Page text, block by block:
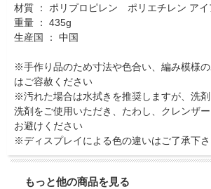
材質 ： ポリプロピレン ポリエチレン アイ
重量 ： 435g
生産国 ： 中国
※手作り品のため寸法や色合い、編み模様
はご容赦ください
※汚れた場合は水拭きを推奨しますが、洗
洗剤をご使用いただき、たわし、クレンザ
お避けください
※ディスプレイによる色の違いはご了承下
もっと他の商品を見る